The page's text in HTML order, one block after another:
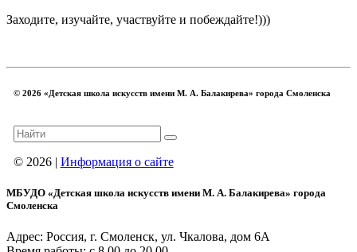
Заходите, изучайте, участвуйте и побеждайте!)))
© 2026 «Детская школа искусств имени М. А. Балакирева» города Смоленска
© 2026 | Информация о сайте
МБУДО «Детская школа искусств имени М. А. Балакирева» города
Смоленска
Адрес: Россия, г. Смоленск, ул. Чкалова, дом 6А